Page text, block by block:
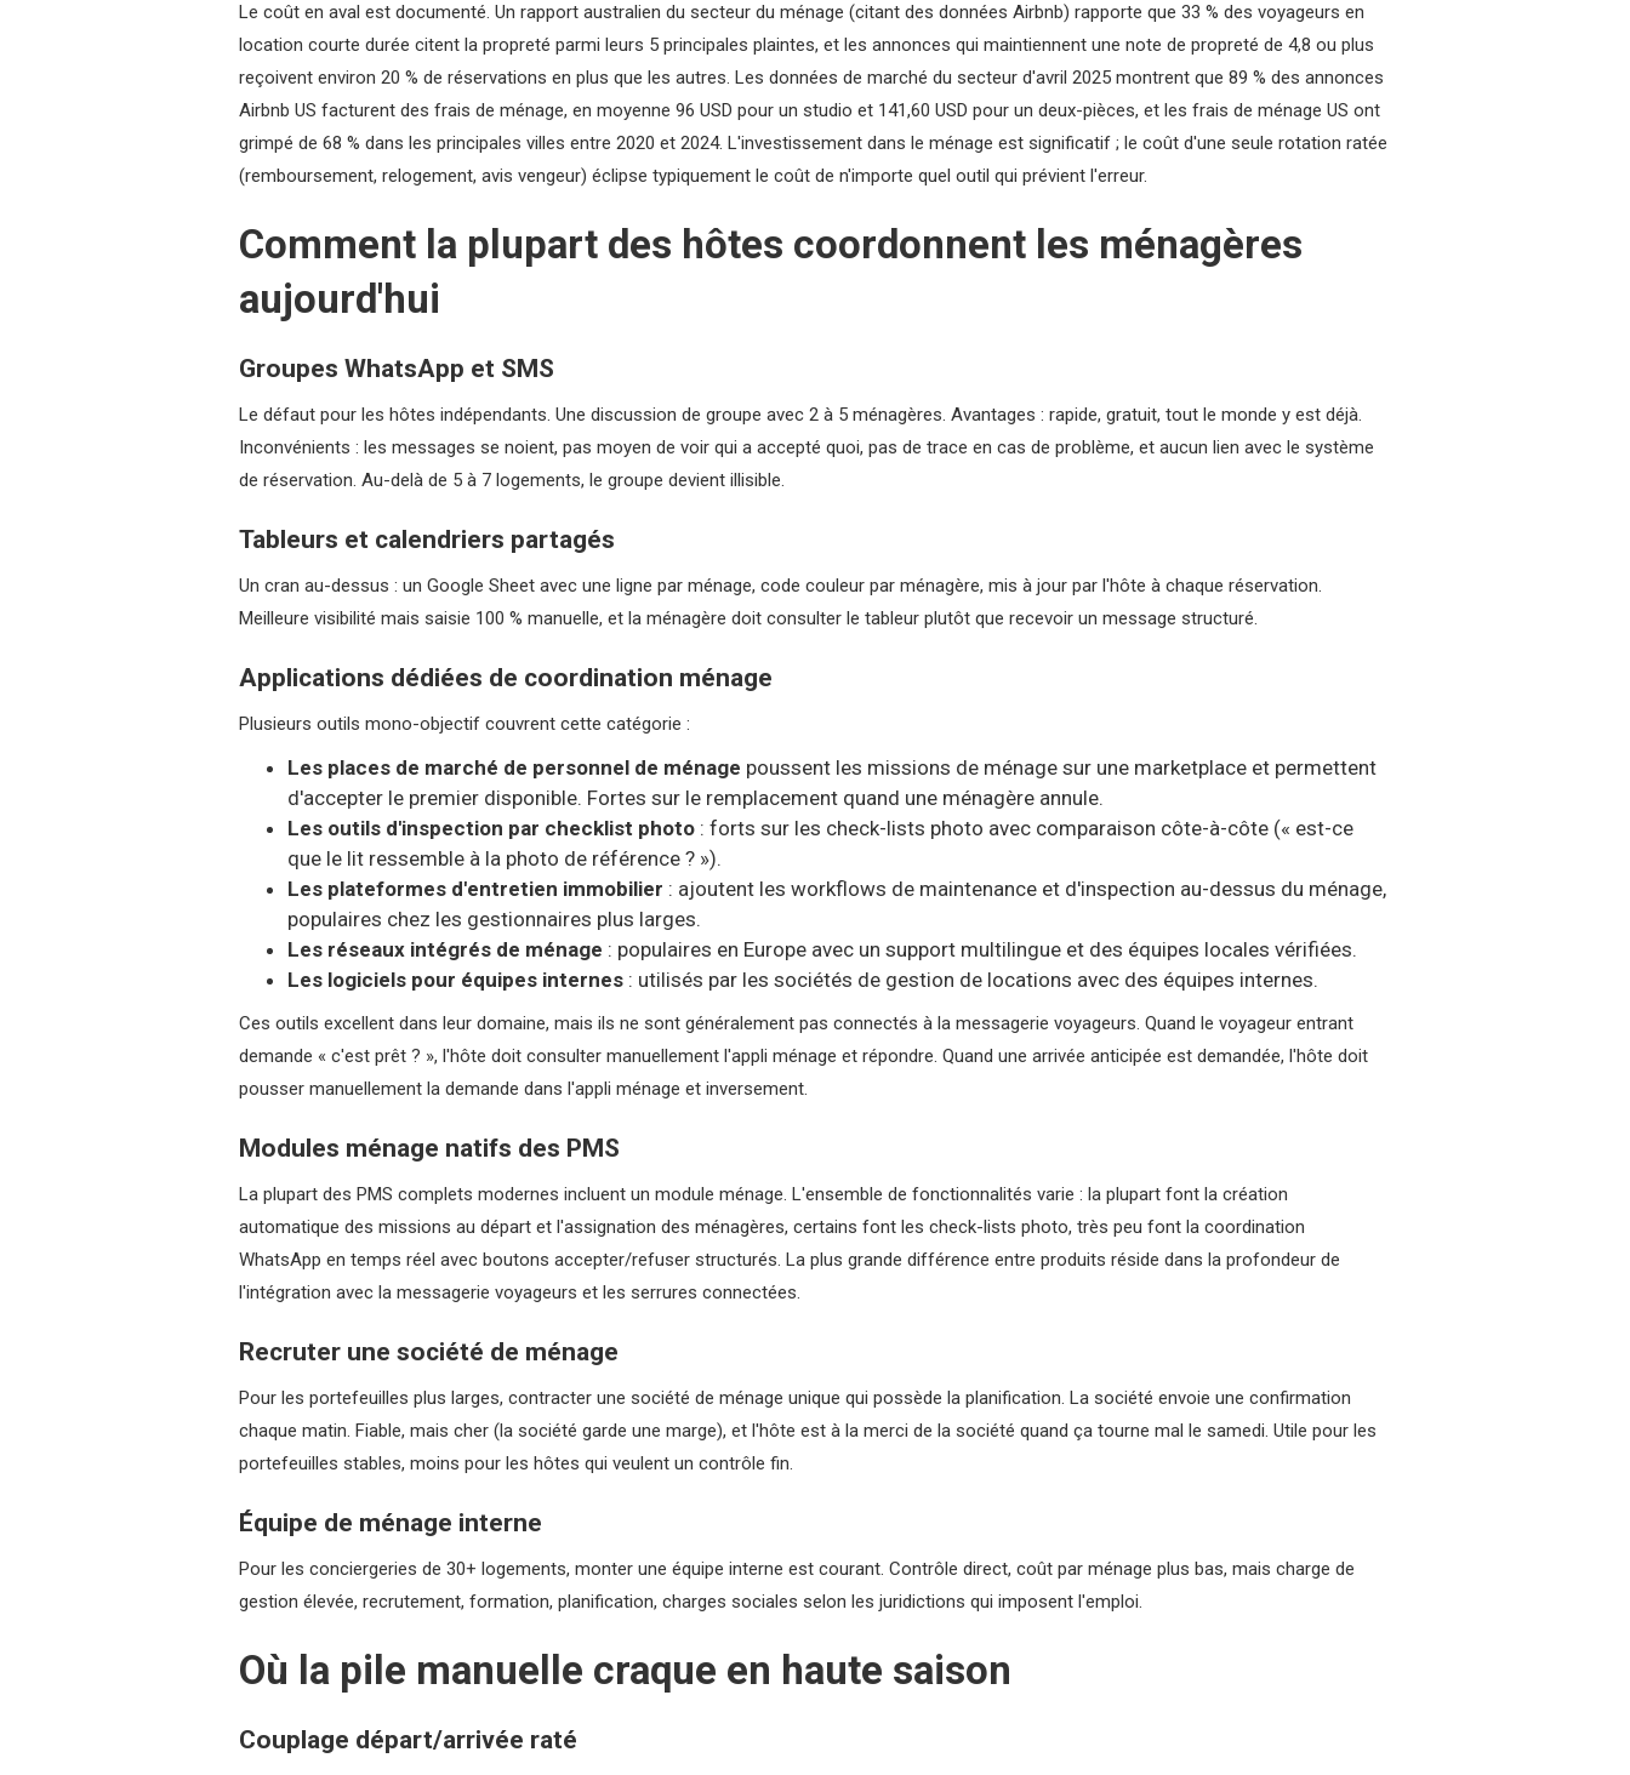
Le coût en aval est documenté. Un rapport australien du secteur du ménage (citant des données Airbnb) rapporte que 33 % des voyageurs en
location courte durée citent la propreté parmi leurs 5 principales plaintes, et les annonces qui maintiennent une note de propreté de 4,8 ou plus
reçoivent environ 20 % de réservations en plus que les autres. Les données de marché du secteur d'avril 2025 montrent que 89 % des annonces
Airbnb US facturent des frais de ménage, en moyenne 96 USD pour un studio et 141,60 USD pour un deux-pièces, et les frais de ménage US ont
grimpé de 68 % dans les principales villes entre 2020 et 2024. L'investissement dans le ménage est significatif ; le coût d'une seule rotation ratée
(remboursement, relogement, avis vengeur) éclipse typiquement le coût de n'importe quel outil qui prévient l'erreur.
Comment la plupart des hôtes coordonnent les ménagères
aujourd'hui
Groupes WhatsApp et SMS
Le défaut pour les hôtes indépendants. Une discussion de groupe avec 2 à 5 ménagères. Avantages : rapide, gratuit, tout le monde y est déjà.
Inconvénients : les messages se noient, pas moyen de voir qui a accepté quoi, pas de trace en cas de problème, et aucun lien avec le système
de réservation. Au-delà de 5 à 7 logements, le groupe devient illisible.
Tableurs et calendriers partagés
Un cran au-dessus : un Google Sheet avec une ligne par ménage, code couleur par ménagère, mis à jour par l'hôte à chaque réservation.
Meilleure visibilité mais saisie 100 % manuelle, et la ménagère doit consulter le tableur plutôt que recevoir un message structuré.
Applications dédiées de coordination ménage
Plusieurs outils mono-objectif couvrent cette catégorie :
Les places de marché de personnel de ménage poussent les missions de ménage sur une marketplace et permettent
d'accepter le premier disponible. Fortes sur le remplacement quand une ménagère annule.
Les outils d'inspection par checklist photo : forts sur les check-lists photo avec comparaison côte-à-côte (« est-ce
que le lit ressemble à la photo de référence ? »).
Les plateformes d'entretien immobilier : ajoutent les workflows de maintenance et d'inspection au-dessus du ménage,
populaires chez les gestionnaires plus larges.
Les réseaux intégrés de ménage : populaires en Europe avec un support multilingue et des équipes locales vérifiées.
Les logiciels pour équipes internes : utilisés par les sociétés de gestion de locations avec des équipes internes.
Ces outils excellent dans leur domaine, mais ils ne sont généralement pas connectés à la messagerie voyageurs. Quand le voyageur entrant
demande « c'est prêt ? », l'hôte doit consulter manuellement l'appli ménage et répondre. Quand une arrivée anticipée est demandée, l'hôte doit
pousser manuellement la demande dans l'appli ménage et inversement.
Modules ménage natifs des PMS
La plupart des PMS complets modernes incluent un module ménage. L'ensemble de fonctionnalités varie : la plupart font la création
automatique des missions au départ et l'assignation des ménagères, certains font les check-lists photo, très peu font la coordination
WhatsApp en temps réel avec boutons accepter/refuser structurés. La plus grande différence entre produits réside dans la profondeur de
l'intégration avec la messagerie voyageurs et les serrures connectées.
Recruter une société de ménage
Pour les portefeuilles plus larges, contracter une société de ménage unique qui possède la planification. La société envoie une confirmation
chaque matin. Fiable, mais cher (la société garde une marge), et l'hôte est à la merci de la société quand ça tourne mal le samedi. Utile pour les
portefeuilles stables, moins pour les hôtes qui veulent un contrôle fin.
Équipe de ménage interne
Pour les conciergeries de 30+ logements, monter une équipe interne est courant. Contrôle direct, coût par ménage plus bas, mais charge de
gestion élevée, recrutement, formation, planification, charges sociales selon les juridictions qui imposent l'emploi.
Où la pile manuelle craque en haute saison
Couplage départ/arrivée raté